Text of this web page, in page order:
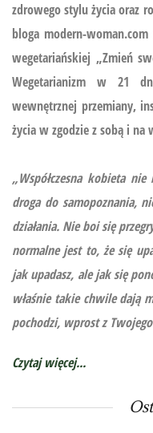
zdrowego stylu życia oraz
bloga modern-
wegetariańskiej „Zmień
Wegetarianizm w 21
wewnętrznej przemiany,
życia w zgodzie z sobą i na
„Współczesna kobieta
droga do samopoznania,
działania. Nie boi się
normalne jest to, że się
jak upadasz, ale jak się
właśnie takie chwile dają
pochodzi, wprost z
Czytaj więcej...